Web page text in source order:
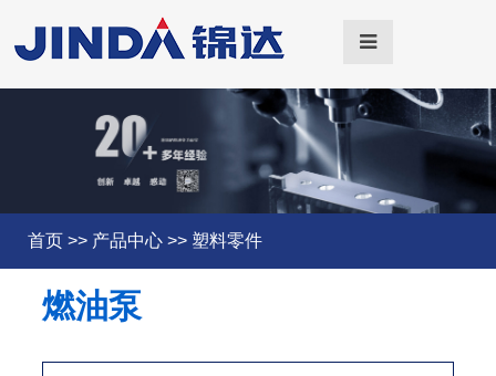
首页 >> 产品中心 >> 塑料零件
燃油泵